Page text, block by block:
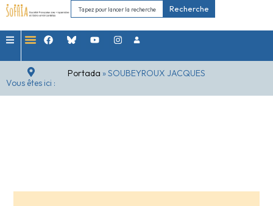
Recherche
Vous êtes ici :
Portada »SOUBEYROUX JACQUES